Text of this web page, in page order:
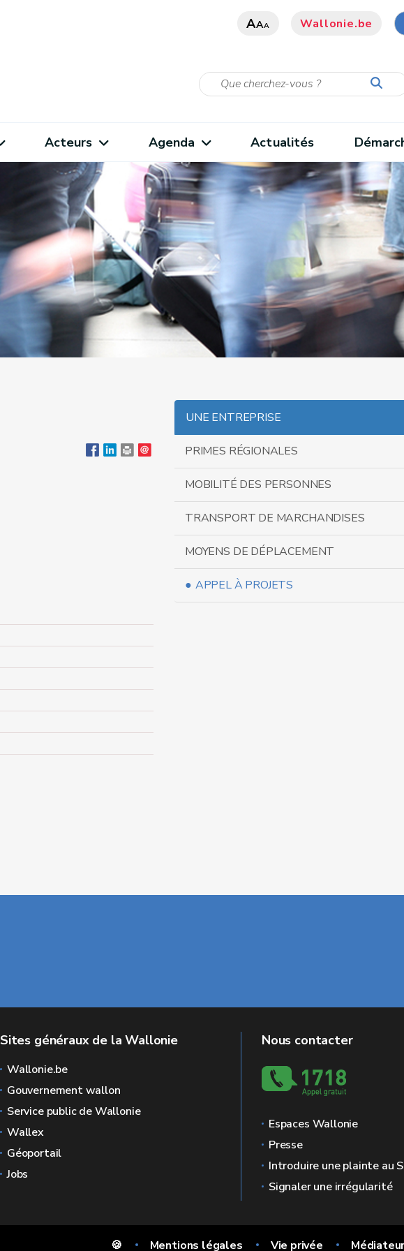
AAA Wallonie.be
Acteurs Agenda Actualités
UNE ENTREPRISE
PRIMES RÉGIONALES
MOBILITÉ DES PERSONNES
TRANSPORT DE MARCHANDISES
MOYENS DE DÉPLACEMENT
APPEL À PROJETS
Sites généraux de la Wallonie
Wallonie.be
Gouvernement wallon
Service public de Wallonie
Wallex
Géoportail
Jobs
Nous contacter
Espaces Wallonie
Presse
Introduire une plainte au
Signaler une irrégularité
🍪 Mentions légales Vie privée